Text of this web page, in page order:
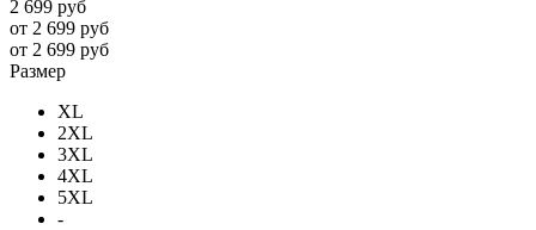
2 699 руб
от 2 699 руб
от 2 699 руб
Размер
XL
2XL
3XL
4XL
5XL
-